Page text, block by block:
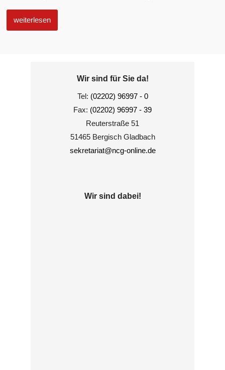
weiterlesen
Wir sind für Sie da!
Tel: (02202) 96997 - 0
Fax: (02202) 96997 - 39
Reuterstraße 51
51465 Bergisch Gladbach
sekretariat@ncg-online.de
Wir sind dabei!